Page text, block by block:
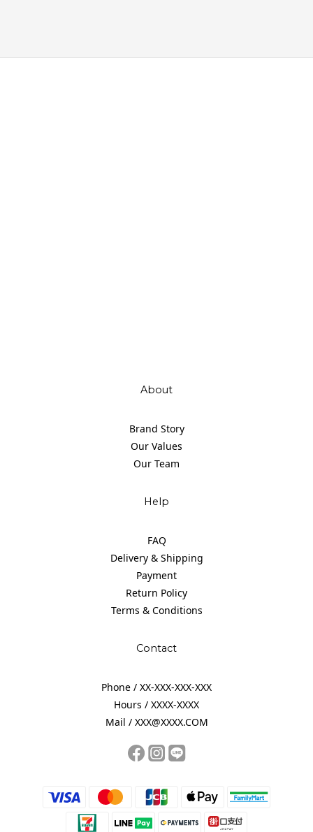
About
Brand Story
Our Values
Our Team
Help
FAQ
Delivery & Shipping
Payment
Return Policy
Terms & Conditions
Contact
Phone / XX-XXX-XXX-XXX
Hours / XXXX-XXXX
Mail / XXX@XXXX.COM